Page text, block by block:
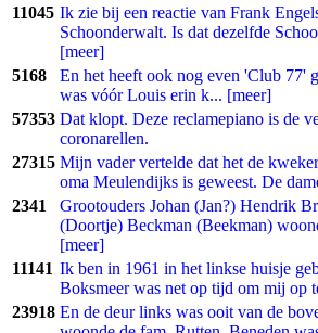
11045 Ik zie bij een reactie van Frank
Schoonderwalt. Is dat dezelfde
[meer]
5168
En het heeft ook nog even 'Club 77'
was vóór Louis erin k... [meer]
57353 Dat klopt. Deze reclamepiano is de
coronarellen.
27315 Mijn vader vertelde dat het de
oma Meulendijks is geweest. De
2341
Grootouders Johan (Jan?) Hendrik
(Doortje) Beckman (Beekman)
[meer]
11141 Ik ben in 1961 in het linkse huisje
Boksmeer was net op tijd om mij op
23918 En de deur links was ooit van de